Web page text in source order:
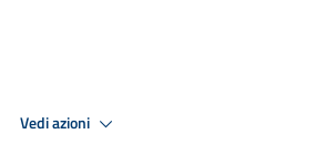
Vedi azioni